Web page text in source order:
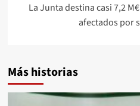
La Junta destina casi 7,2
afectados por
Más historias